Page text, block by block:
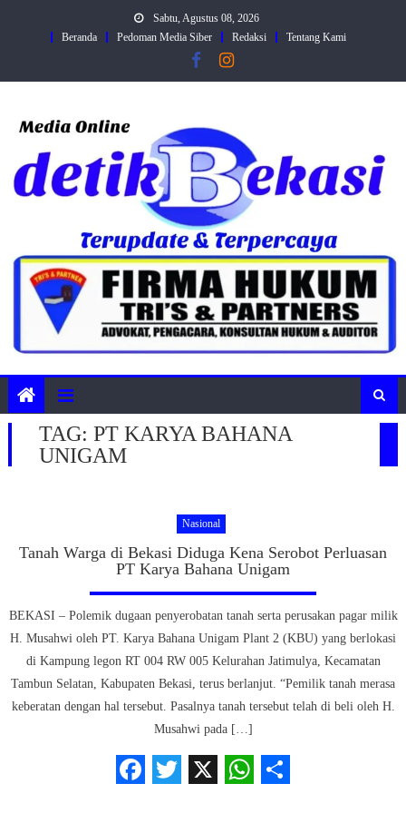
Sabtu, Agustus 08, 2026
Beranda
Pedoman Media Siber Redaksi Tentang Kami
TAG: PT KARYA BAHANA
UNIGAM
Nasional
Tanah Warga di Bekasi Diduga Kena Serobot Perluasan
PT Karya Bahana Unigam
BEKASI – Polemik dugaan penyerobatan tanah serta perusakan pagar milik
H. Musahwi oleh PT. Karya Bahana Unigam Plant 2 (KBU) yang berlokasi
di Kampung legon RT 004 RW 005 Kelurahan Jatimulya, Kecamatan
Tambun Selatan, Kabupaten Bekasi, terus berlanjut. “Pemilik tanah merasa
keberatan dengan hal tersebut. Pasalnya tanah tersebut telah di beli oleh H.
Musahwi pada […]